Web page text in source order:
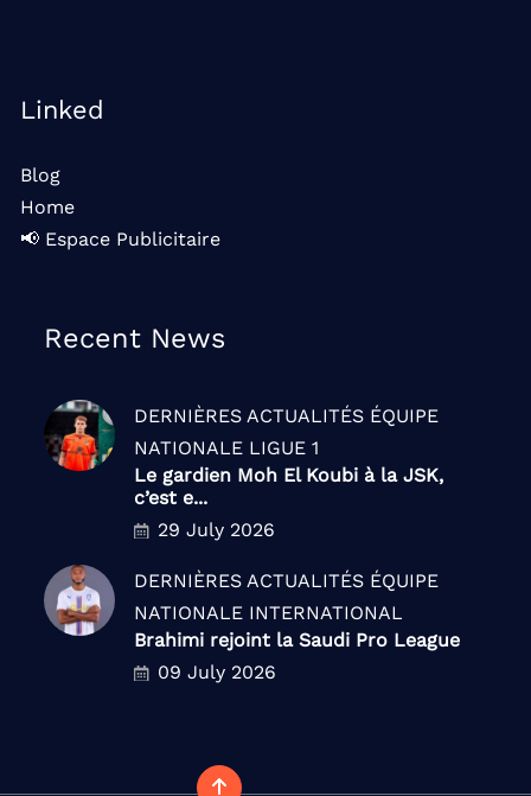
Linked
Blog
Home
📢 Espace Publicitaire
Recent News
DERNIÈRES ACTUALITÉS ÉQUIPE
NATIONALE LIGUE 1
Le gardien Moh El Koubi à la JSK,
c’est e...
29 July 2026
DERNIÈRES ACTUALITÉS ÉQUIPE
NATIONALE INTERNATIONAL
Brahimi rejoint la Saudi Pro League
09 July 2026